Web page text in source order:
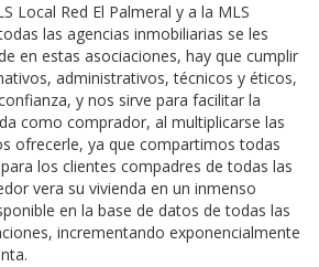
Local Red El Palmeral y a la MLS
las agencias inmobiliarias se les
en estas asociaciones, hay que cumplir
administrativos, técnicos y éticos,
y nos sirve para facilitar la
como comprador, al multiplicarse las
ofrecerle, ya que compartimos todas
los clientes compadres de todas las
vera su vivienda en un inmenso
en la base de datos de todas las
incrementando exponencialmente